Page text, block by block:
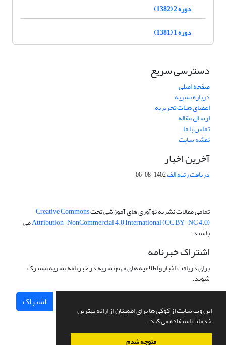
این وب سایت از کوکی ها برای اطمینان از ارائه بهترین
خدمات استفاده می کند.
متوجه شدم
دوره 2 (1382)
دوره 1 (1381)
دسترسی سریع
صفحه اصلی
درباره نشریه
اعضای هیات تحریریه
ارسال مقاله
تماس با ما
نقشه سایت
آخرین اخبار
دریافت رتبه الف1402-08-06
تمامی مقالات نشریه نوآوری های آموزشی تحتCreative Commons
Attribution-NonCommercial 4.0 International (CC BY-NC 4.0)می
باشند.
اشتراک خبرنامه
برای دریافت اخبار و اطلاعیه های مهم نشریه در خبرنامه نشریه مشترک
شوید.
اشتراک